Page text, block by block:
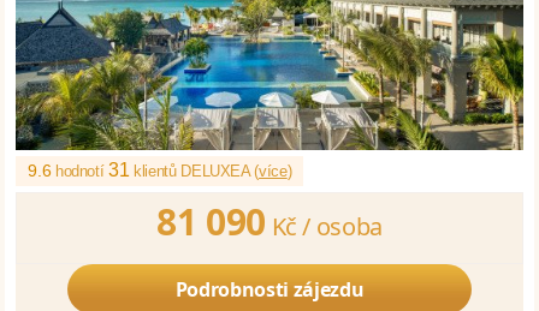
9.6 hodnotí31 klientů DELUXEA (více)
81 090 Kč / osoba
Podrobnosti zájezdu